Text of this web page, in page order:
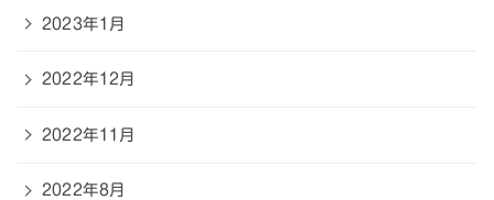
2023年1月
2022年12月
2022年11月
2022年8月